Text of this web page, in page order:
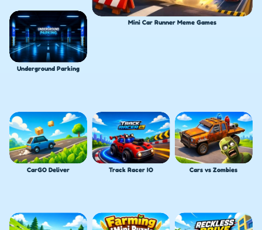
Underground Parking
Mini Car Runner Meme Games
CarGO Deliver Track Racer IO Cars vs Zombies